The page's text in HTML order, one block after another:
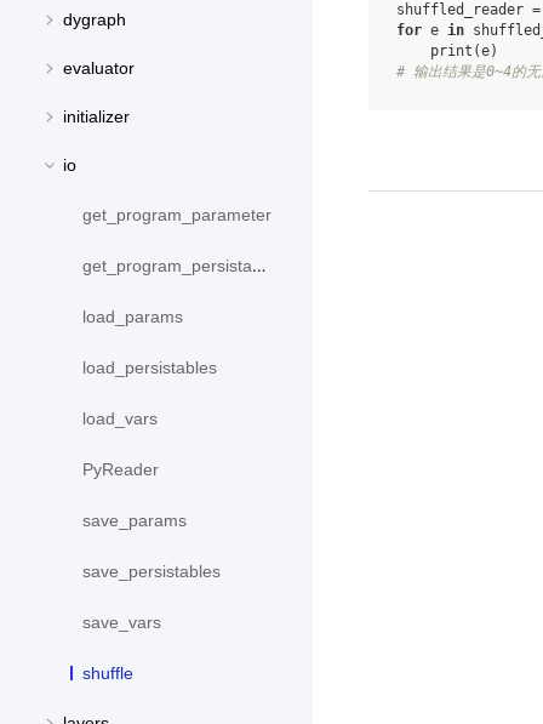
dygraph
evaluator
initializer
io
get_program_parameter
get_program_persistable_vars
load_params
load_persistables
load_vars
PyReader
save_params
save_persistables
save_vars
shuffle
shuffled_reader =
for e in
print (e)
# 输出结果是0~4的无